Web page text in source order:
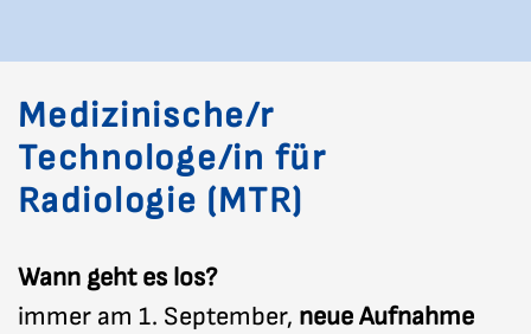
Medizinische/r
Technologe/in für
Radiologie (MTR)
Wann geht es los?
immer am 1. September, neue Aufnahme